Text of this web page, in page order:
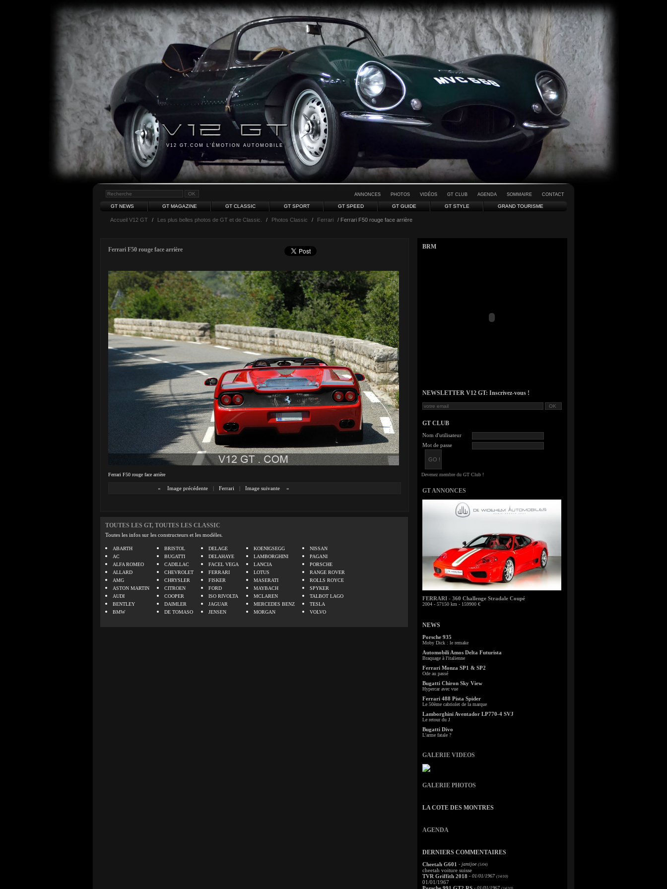
V12 GT.COM L'ÉMOTION AUTOMOBILE
ANNONCES PHOTOS VIDÉOS GT CLUB AGENDA SOMMAIRE CONTACT
GT NEWS GT MAGAZINE GT CLASSIC GT SPORT GT SPEED GT GUIDE GT STYLE GRAND TOURISME
Accueil V12 GT / Les plus belles photos de GT et de Classic. / Photos Classic / Ferrari / Ferrari F50 rouge face arrière
Ferrari F50 rouge face arrière
Ferrari F50 rouge face arrière
« Image précédente | Ferrari | Image suivante »
TOUTES LES GT, TOUTES LES CLASSIC
Toutes les infos sur les constructeurs et les modèles.
ABARTH
AC
ALFA ROMEO
ALLARD
AMG
ASTON MARTIN
AUDI
BENTLEY
BMW
BRISTOL
BUGATTI
CADILLAC
CHEVROLET
CHRYSLER
CITROEN
COOPER
DAIMLER
DE TOMASO
DELAGE
DELAHAYE
FACEL VEGA
FERRARI
FISKER
FORD
ISO RIVOLTA
JAGUAR
JENSEN
KOENIGSEGG
LAMBORGHINI
LANCIA
LOTUS
MASERATI
MAYBACH
MCLAREN
MERCEDES BENZ
MORGAN
NISSAN
PAGANI
PORSCHE
RANGE ROVER
ROLLS ROYCE
SPYKER
TALBOT LAGO
TESLA
VOLVO
BRM
NEWSLETTER V12 GT: Inscrivez-vous !
GT CLUB
Nom d'utilisateur
Mot de passe
GT ANNONCES
FERRARI - 360 Challenge Stradale Coupé
2004 - 57150 km - 159900 €
NEWS
Porsche 935
Moby Dick : le remake
Automobili Amos Delta Futurista
Braquage à l'italienne
Ferrari Monza SP1 & SP2
Ode au passé
Bugatti Chiron Sky View
Hypercar avec vue
Ferrari 488 Pista Spider
Le 50ème cabriolet de la marque
Lamborghini Aventador LP770-4 SVJ
Le retour du J
Bugatti Divo
L'arme fatale ?
GALERIE VIDEOS
GALERIE PHOTOS
LA COTE DES MONTRES
AGENDA
DERNIERS COMMENTAIRES
Cheetah G601 - jamijoe (5/04)
cheetah voiture suisse
TVR Griffith 2018 - 01/01/1967 (14/10)
01/01/1967
- 01/01/1967